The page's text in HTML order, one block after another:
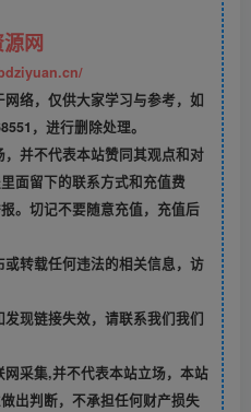
网
络，仅供大家学习与参考，如
，进行删除处理。
并不代表本站赞同其观点和对
面留下的联系方式和充值费
。切记不要随意充值，充值后
转载任何违法的相关信息，访
现链接失效，请联系我们我们
采集,并不代表本站立场，本站
出判断，不承担任何财产损失